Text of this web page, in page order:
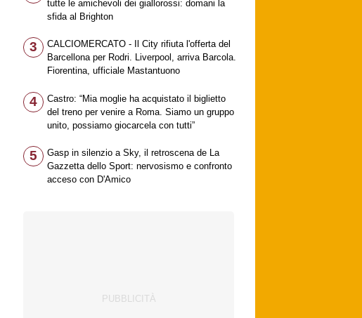
tutte le amichevoli dei giallorossi: domani la
sfida al Brighton
3
CALCIOMERCATO - Il City rifiuta l'offerta del
Barcellona per Rodri. Liverpool, arriva Barcola.
Fiorentina, ufficiale Mastantuono
4
Castro: “Mia moglie ha acquistato il biglietto
del treno per venire a Roma. Siamo un gruppo
unito, possiamo giocarcela con tutti”
5
Gasp in silenzio a Sky, il retroscena de La
Gazzetta dello Sport: nervosismo e confronto
acceso con D'Amico